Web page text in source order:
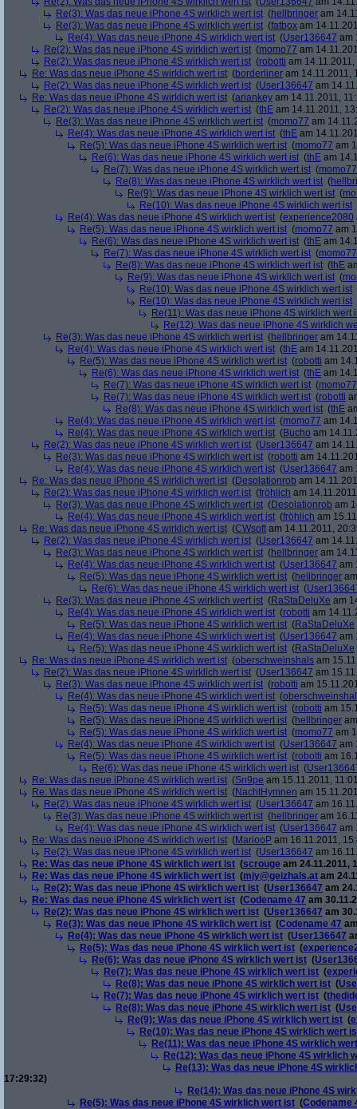
Re(3): Was das neue iPhone 4S wirklich wert ist (hellbringer am
Re(3): Was das neue iPhone 4S wirklich wert ist (fatbox am
Re(4): Was das neue iPhone 4S wirklich wert ist (User136647 am
Re(2): Was das neue iPhone 4S wirklich wert ist (momo77 am
Re(2): Was das neue iPhone 4S wirklich wert ist (robotti am
Re: Was das neue iPhone 4S wirklich wert ist (borderliner am 14.11.2011,
Re(2): Was das neue iPhone 4S wirklich wert ist (User136647 am
Re: Was das neue iPhone 4S wirklich wert ist (ariankey am 14.11.2011,
Re(2): Was das neue iPhone 4S wirklich wert ist (thE am 14.11.2011,
Re(3): Was das neue iPhone 4S wirklich wert ist (momo77 am
Re(4): Was das neue iPhone 4S wirklich wert ist (thE am
Re(5): Was das neue iPhone 4S wirklich wert ist (momo77 am
Re(6): Was das neue iPhone 4S wirklich wert ist (thE am
Re(7): Was das neue iPhone 4S wirklich wert ist (momo77
Re(8): Was das neue iPhone 4S wirklich wert ist (
Re(9): Was das neue iPhone 4S wirklich wert ist (
Re(10): Was das neue iPhone 4S wirklich wert ist
Re(4): Was das neue iPhone 4S wirklich wert ist (experience2080
Re(5): Was das neue iPhone 4S wirklich wert ist (momo77 am
Re(6): Was das neue iPhone 4S wirklich wert ist (thE am
Re(7): Was das neue iPhone 4S wirklich wert ist (momo77
Re(8): Was das neue iPhone 4S wirklich wert ist (thE
Re(9): Was das neue iPhone 4S wirklich wert ist (
Re(10): Was das neue iPhone 4S wirklich wert ist
Re(10): Was das neue iPhone 4S wirklich wert ist
Re(11): Was das neue iPhone 4S wirklich wert
Re(12): Was das neue iPhone 4S wirklich
Re(3): Was das neue iPhone 4S wirklich wert ist (hellbringer am
Re(4): Was das neue iPhone 4S wirklich wert ist (thE am
Re(5): Was das neue iPhone 4S wirklich wert ist (robotti am
Re(6): Was das neue iPhone 4S wirklich wert ist (thE am
Re(7): Was das neue iPhone 4S wirklich wert ist (momo77
Re(7): Was das neue iPhone 4S wirklich wert ist (robotti
Re(8): Was das neue iPhone 4S wirklich wert ist (thE
Re(4): Was das neue iPhone 4S wirklich wert ist (momo77 am
Re(4): Was das neue iPhone 4S wirklich wert ist (Bucho am
Re(2): Was das neue iPhone 4S wirklich wert ist (User136647 am
Re(3): Was das neue iPhone 4S wirklich wert ist (robotti am
Re(4): Was das neue iPhone 4S wirklich wert ist (User136647 am
Re: Was das neue iPhone 4S wirklich wert ist (Desolationrob am
Re(2): Was das neue iPhone 4S wirklich wert ist (fröhlich am
Re(3): Was das neue iPhone 4S wirklich wert ist (Desolationrob am
Re(4): Was das neue iPhone 4S wirklich wert ist (fröhlich am
Re: Was das neue iPhone 4S wirklich wert ist (CWsoft am 14.11.2011,
Re(2): Was das neue iPhone 4S wirklich wert ist (User136647 am
Re(3): Was das neue iPhone 4S wirklich wert ist (hellbringer am
Re(4): Was das neue iPhone 4S wirklich wert ist (User136647 am
Re(5): Was das neue iPhone 4S wirklich wert ist (hellbringer
Re(6): Was das neue iPhone 4S wirklich wert ist (
Re(3): Was das neue iPhone 4S wirklich wert ist (RaStaDeluXe am
Re(4): Was das neue iPhone 4S wirklich wert ist (robotti am
Re(5): Was das neue iPhone 4S wirklich wert ist (RaStaDeluXe
Re(4): Was das neue iPhone 4S wirklich wert ist (User136647 am
Re(5): Was das neue iPhone 4S wirklich wert ist (RaStaDeluXe
Re: Was das neue iPhone 4S wirklich wert ist (oberschweinshals am
Re(2): Was das neue iPhone 4S wirklich wert ist (User136647 am
Re(3): Was das neue iPhone 4S wirklich wert ist (robotti am
Re(4): Was das neue iPhone 4S wirklich wert ist (
Re(5): Was das neue iPhone 4S wirklich wert ist (robotti am
Re(5): Was das neue iPhone 4S wirklich wert ist (hellbringer
Re(5): Was das neue iPhone 4S wirklich wert ist (momo77 am
Re(4): Was das neue iPhone 4S wirklich wert ist (User136647 am
Re(5): Was das neue iPhone 4S wirklich wert ist (robotti am
Re(6): Was das neue iPhone 4S wirklich wert ist (
Re: Was das neue iPhone 4S wirklich wert ist (Sn9pe am 15.11.2011,
Re: Was das neue iPhone 4S wirklich wert ist (NachtHymnen am
Re(2): Was das neue iPhone 4S wirklich wert ist (User136647 am
Re(3): Was das neue iPhone 4S wirklich wert ist (hellbringer am
Re(4): Was das neue iPhone 4S wirklich wert ist (User136647 am
Re: Was das neue iPhone 4S wirklich wert ist (MariooP am 16.11.2011,
Re(2): Was das neue iPhone 4S wirklich wert ist (User136647 am
Re: Was das neue iPhone 4S wirklich wert ist (scrouge am 24.11.2011,
Re: Was das neue iPhone 4S wirklich wert ist (mjy@geizhals.at am
Re(2): Was das neue iPhone 4S wirklich wert ist (User136647 am
Re: Was das neue iPhone 4S wirklich wert ist (Codename 47 am
Re(2): Was das neue iPhone 4S wirklich wert ist (User136647 am
Re(3): Was das neue iPhone 4S wirklich wert ist (Codename 47
Re(4): Was das neue iPhone 4S wirklich wert ist (User136647
Re(5): Was das neue iPhone 4S wirklich wert ist (
Re(6): Was das neue iPhone 4S wirklich wert ist (
Re(7): Was das neue iPhone 4S wirklich wert ist (
Re(8): Was das neue iPhone 4S wirklich wert ist (
Re(7): Was das neue iPhone 4S wirklich wert ist (
Re(8): Was das neue iPhone 4S wirklich wert ist (
Re(9): Was das neue iPhone 4S wirklich wert ist (
Re(10): Was das neue iPhone 4S wirklich wert
Re(11): Was das neue iPhone 4S wirklich
Re(12): Was das neue iPhone 4S wirklich
Re(13): Was das neue iPhone 4S
17:29:32)
Re(14): Was das neue iPhone 4S
Re(5): Was das neue iPhone 4S wirklich wert ist (Codename